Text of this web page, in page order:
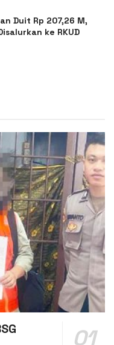
Duit Rp 207,26 M,
ke RKUD